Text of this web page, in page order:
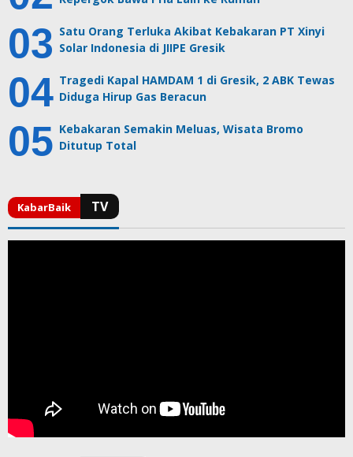
Satu Orang Terluka Akibat Kebakaran PT Xinyi
Solar Indonesia di JIIPE Gresik
Tragedi Kapal HAMDAM 1 di Gresik, 2 ABK Tewas
Diduga Hirup Gas Beracun
Kebakaran Semakin Meluas, Wisata Bromo
Ditutup Total